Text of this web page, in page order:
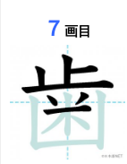
７画目